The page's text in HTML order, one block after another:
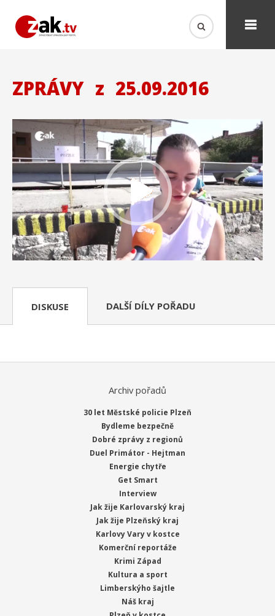
ZPRÁVY z 25.09.2016
DISKUSE DALŠÍ DÍLY POŘADU
Archiv pořadů
30 let Městské policie Plzeň
Bydleme bezpečně
Dobré zprávy z regionů
Duel Primátor - Hejtman
Energie chytře
Get Smart
Interview
Jak žije Karlovarský kraj
Jak žije Plzeňský kraj
Karlovy Vary v kostce
Komerční reportáže
Krimi Západ
Kultura a sport
Limberskýho šajtle
Náš kraj